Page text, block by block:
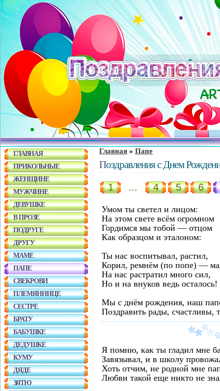
ГЛАВНАЯ
ПРИКОЛЬНЫЕ
ЖЕНЩИНЕ
МУЖЧИНЕ
ДЕВУШКЕ
В ПРОЗЕ
ПОДРУГЕ
ДРУГУ
МАМЕ
ПАПЕ
СВЕКРОВИ
ПЛЕМЯННИЦЕ
СЕСТРЕ
БРАТУ
БАБУШКЕ
ДЕДУШКЕ
КУМУ
ДЯДЕ
ЗЯТЮ
Главная » Папе
Поздравления с Днем
1 ... 4 5 6
Умом ты светел и лицом:
На этом свете всём огромном
Гордимся мы тобой — отцом
Как образцом и эталоном:
Ты нас воспитывал, растил,
Корил, ремнём (по попе) —
На нас растратил много сил,
Но и на внуков ведь осталось!
Мы с днём рождения, наш
Поздравить рады, счастливы,
Я помню, как ты гладил мне
Завязывал, и в школу
Хоть отчим, не родной мне
Любви такой еще никто не